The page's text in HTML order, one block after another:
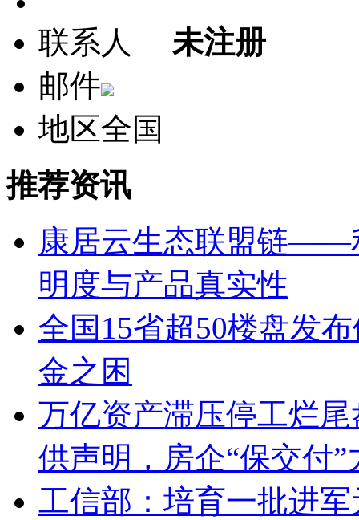
联系人
未注册
邮件
地区全国
推荐资讯
康居云生态联盟链——
明度与产品真实性
全国15省超50楼盘发
金之困
万亿资产滞压停工烂
供声明，房企“保交付”
工信部：培育一批进